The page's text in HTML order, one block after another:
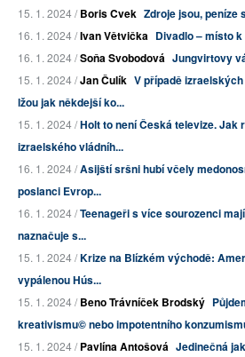
15. 1. 2024 /Boris Cvek Zdroje jsou, peníze
16. 1. 2024 /Ivan Větvička Divadlo – místo
16. 1. 2024 /Soňa Svobodová Jungvirtovy
15. 1. 2024 /Jan Čulík V případě
lžou jak někdejší ko...
15. 1. 2024 /Holt to není Česká televize. Jak
izraelského vládníh...
16. 1. 2024 /Asijští sršni hubí včely
poslanci Evrop...
16. 1. 2024 /Teenageři s více sourozenci
naznačuje s...
15. 1. 2024 /Krize na Blízkém východě:
vypálenou Hús...
15. 1. 2024 /Beno Trávníček Brodský
kreativismu© nebo impotentního
15. 1. 2024 /Pavlína Antošová Jedinečná